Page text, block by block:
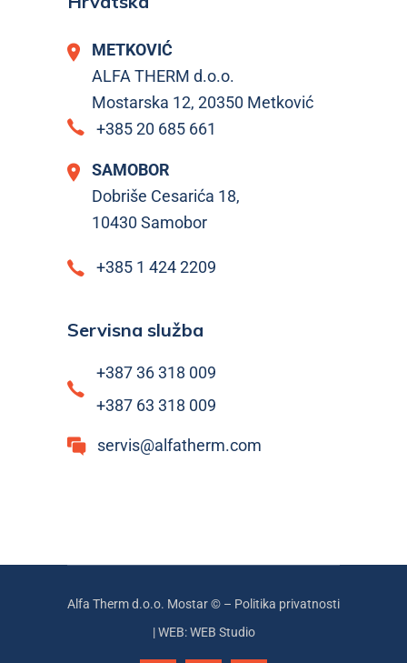
METKOVIĆ
ALFA THERM d.o.o.
Mostarska 12, 20350 Metković
+385 20 685 661
SAMOBOR
Dobriše Cesarića 18,
10430 Samobor
+385 1 424 2209
Servisna služba
+387 36 318 009
+387 63 318 009
servis@alfatherm.com
Alfa Therm d.o.o. Mostar © – Politika privatnosti
|WEB: WEB Studio